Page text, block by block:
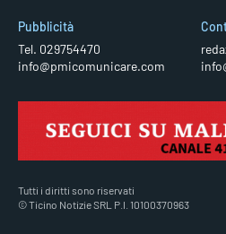
Pubblicità
Tel. 029754470
info@pmicomunicare.com
Tutti i diritti sono riservati
© Ticino Notizie SRL P.I. 10100370963